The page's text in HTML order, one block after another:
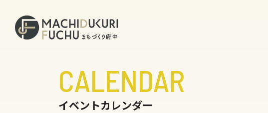
CALENDAR
イベントカレンダー